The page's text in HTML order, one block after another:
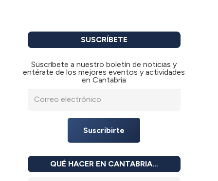
SUSCRÍBETE
Suscríbete a nuestro boletín de noticias y
entérate de los mejores eventos y actividades
en Cantabria
Suscribirte
QUÉ HACER EN CANTABRIA…